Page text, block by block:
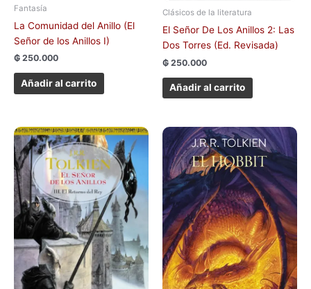
Fantasía
La Comunidad del Anillo (El
Señor de los Anillos I)
₲ 250.000
Añadir al carrito
Clásicos de la literatura
El Señor De Los Anillos 2: Las
Dos Torres (Ed. Revisada)
₲ 250.000
Añadir al carrito